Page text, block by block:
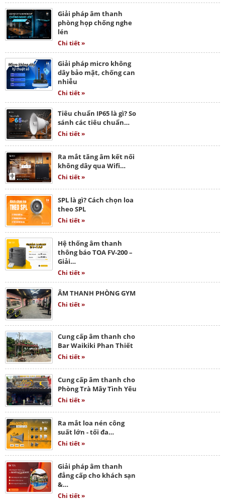
Giải pháp âm thanh
phòng họp chống nghe
lén
Chi tiết »
Giải pháp micro không
dây bảo mật, chống can
nhiễu
Chi tiết »
Tiêu chuẩn IP65 là gì? So
sánh các tiêu chuẩn…
Chi tiết »
Ra mắt tăng âm kết nối
không dây qua Wifi…
Chi tiết »
SPL là gì? Cách chọn loa
theo SPL
Chi tiết »
Hệ thống âm thanh
thông báo TOA FV-200 –
Giải…
Chi tiết »
ÂM THANH PHÒNG GYM
Chi tiết »
Cung cấp âm thanh cho
Bar Waikiki Phan Thiết
Chi tiết »
Cung cấp âm thanh cho
Phòng Trà Mây Tình Yêu
Chi tiết »
Ra mắt loa nén công
suất lớn - tối đa…
Chi tiết »
Giải pháp âm thanh
đẳng cấp cho khách sạn
&…
Chi tiết »